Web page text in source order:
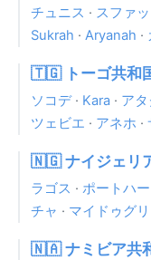
チュニス · スファ
Sukrah · Aryanah ·
🇹🇬 トーゴ共和
ソコデ· Kara · アタ
ツェビエ · アネホ ·
🇳🇬 ナイジェリ
ラゴス · ポートハ
チャ · マイドゥグリ
🇳🇦 ナミビア共